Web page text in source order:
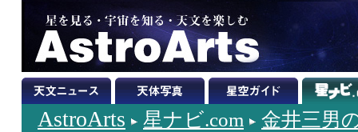
AstroArts 星ナビ.com
金井三男